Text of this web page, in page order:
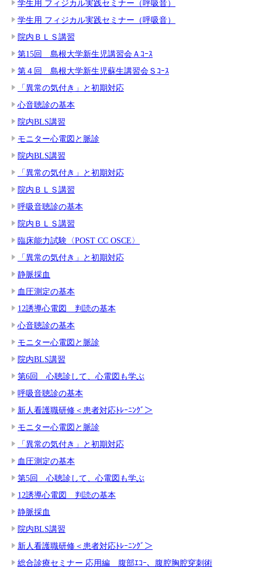
学生用 フィジカル実践セミナー（呼吸音）
学生用 フィジカル実践セミナー（呼吸音）
院内ＢＬＳ講習
第15回 島根大学新生児講習会Ａｺｰｽ
第４回 島根大学新生児蘇生講習会Ｓｺｰｽ
「異常の気付き」と初期対応
心音聴診の基本
院内BLS講習
モニター心電図と脈診
院内BLS講習
「異常の気付き」と初期対応
院内ＢＬＳ講習
呼吸音聴診の基本
院内ＢＬＳ講習
臨床能力試験〈POST CC OSCE〉
「異常の気付き」と初期対応
静脈採血
血圧測定の基本
12誘導心電図 判読の基本
心音聴診の基本
モニター心電図と脈診
院内BLS講習
第6回 心聴診して、心電図も学ぶ
呼吸音聴診の基本
新人看護職研修＜患者対応ﾄﾚｰﾆﾝｸﾞ＞
モニター心電図と脈診
「異常の気付き」と初期対応
血圧測定の基本
第5回 心聴診して、心電図も学ぶ
12誘導心電図 判読の基本
静脈採血
院内BLS講習
新人看護職研修＜患者対応ﾄﾚｰﾆﾝｸﾞ＞
総合診療セミナー 応用編 腹部ｴｺｰ、腹腔胸腔穿刺術